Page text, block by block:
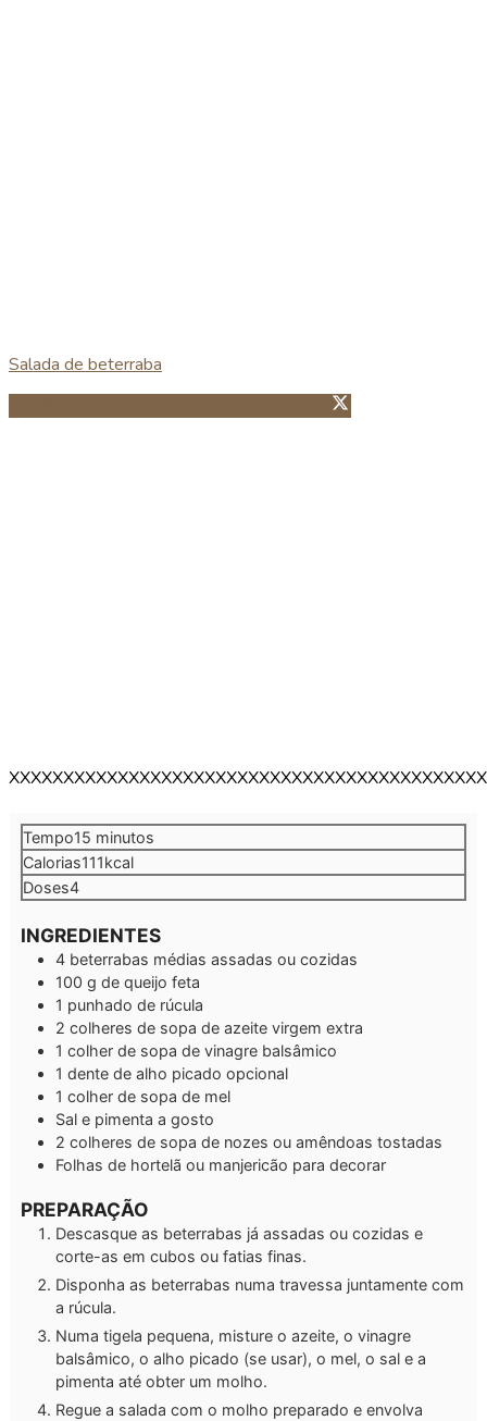
Salada de beterraba
Guardar no Pinterest
Tempo15 minutos
minutos
Calorias111kcal
Doses4
INGREDIENTES
4 beterrabas médias assadas ou cozidas
100 g de queijo feta
1 punhado de rúcula
2 colheres de sopa de azeite virgem extra
1 colher de sopa de vinagre balsâmico
1 dente de alho picado opcional
1 colher de sopa de mel
Sal e pimenta a gosto
2 colheres de sopa de nozes ou amêndoas tostadas
Folhas de hortelã ou manjericão para decorar
PREPARAÇÃO
Descasque as beterrabas já assadas ou cozidas e
corte-as em cubos ou fatias finas.
Disponha as beterrabas numa travessa juntamente com
a rúcula.
Numa tigela pequena, misture o azeite, o vinagre
balsâmico, o alho picado (se usar), o mel, o sal e a
pimenta até obter um molho.
Regue a salada com o molho preparado e envolva